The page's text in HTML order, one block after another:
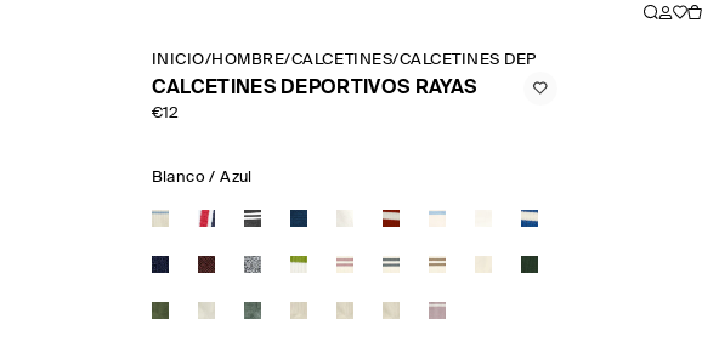
INICIO/HOMBRE/CALCETINES/CALCETINES DEPORTIVOS RAYAS
CALCETINES DEPORTIVOS RAYAS
€12
Blanco / Azul